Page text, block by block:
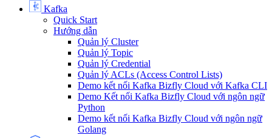
Kafka
Quick Start
Hướng dẫn
Quản lý Cluster
Quản lý Topic
Quản lý Credential
Quản lý ACLs (Access Control Lists)
Demo kết nối Kafka Bizfly Cloud với Kafka CLI
Demo Kết nối Kafka Bizfly Cloud với ngôn ngữ
Python
Demo kết nối Kafka Bizfly Cloud với ngôn ngữ
Golang